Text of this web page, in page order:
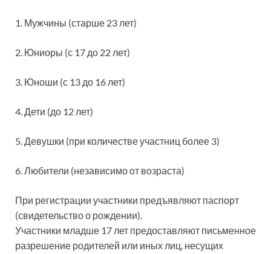
1. Мужчины (старше 23 лет)
2. Юниоры (с 17 до 22 лет)
3. Юноши (с 13 до 16 лет)
4. Дети (до 12 лет)
5. Девушки (при количестве участниц более 3)
6. Любители (независимо от возраста)
При регистрации участники предъявляют паспорт
(свидетельство о рождении).
Участники младше 17 лет предоставляют письменное
разрешение родителей или иных лиц, несущих